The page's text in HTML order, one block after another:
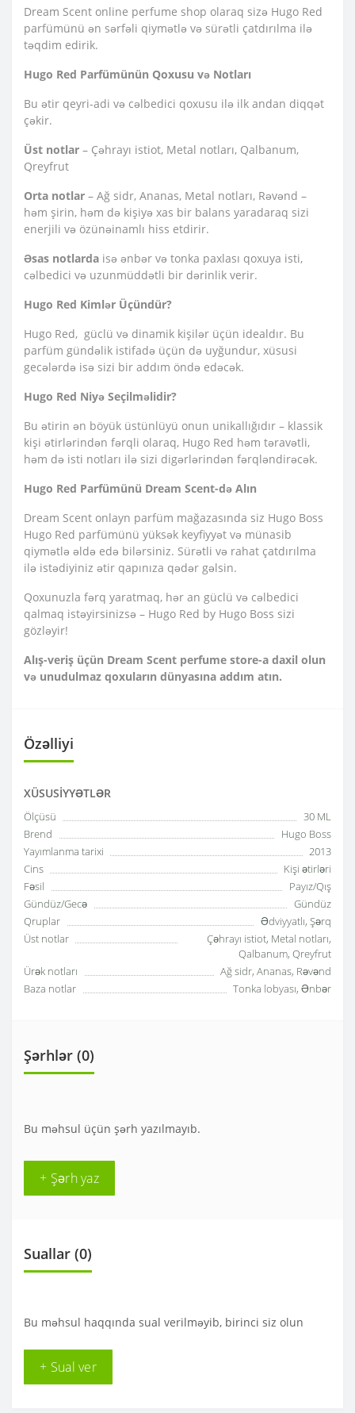
Dream Scent online perfume shop olaraq sizə Hugo Red
parfümünü ən sərfəli qiymətlə və sürətli çatdırılma ilə
təqdim edirik.
Hugo Red Parfümünün Qoxusu və Notları
Bu ətir qeyri-adi və cəlbedici qoxusu ilə ilk andan diqqət
çəkir.
Üst notlar – Çəhrayı istiot, Metal notları, Qalbanum,
Qreyfrut
Orta notlar – Ağ sidr, Ananas, Metal notları, Rəvənd –
həm şirin, həm də kişiyə xas bir balans yaradaraq sizi
enerjili və özünəinamlı hiss etdirir.
Əsas notlarda isə ənbər və tonka paxlası qoxuya isti,
cəlbedici və uzunmüddətli bir dərinlik verir.
Hugo Red Kimlər Üçündür?
Hugo Red, güclü və dinamik kişilər üçün idealdır. Bu
parfüm gündəlik istifadə üçün də uyğundur, xüsusi
gecələrdə isə sizi bir addım öndə edəcək.
Hugo Red Niyə Seçilməlidir?
Bu ətirin ən böyük üstünlüyü onun unikallığıdır – klassik
kişi ətirlərindən fərqli olaraq, Hugo Red həm təravətli,
həm də isti notları ilə sizi digərlərindən fərqləndirəcək.
Hugo Red Parfümünü Dream Scent-də Alın
Dream Scent onlayn parfüm mağazasında siz Hugo Boss
Hugo Red parfümünü yüksək keyfiyyət və münasib
qiymətlə əldə edə bilərsiniz. Sürətli və rahat çatdırılma
ilə istədiyiniz ətir qapınıza qədər gəlsin.
Qoxunuzla fərq yaratmaq, hər an güclü və cəlbedici
qalmaq istəyirsinizsə – Hugo Red by Hugo Boss sizi
gözləyir!
Alış-veriş üçün Dream Scent perfume store-a daxil olun
və unudulmaz qoxuların dünyasına addım atın.
Özəlliyi
XÜSUSIYYƏTLƏR
Ölçüsü
30 ML
Brend
Hugo Boss
Yayımlanma tarixi
2013
Cins
Kişi ətirləri
Fəsil
Payız/Qış
Gündüz/Gecə
Gündüz
Qruplar
Ədviyyatlı, Şərq
Üst notlar
Çəhrayı istiot, Metal notları,
Qalbanum, Qreyfrut
Ürək notları
Ağ sidr, Ananas, Rəvənd
Baza notlar
Tonka lobyası, Ənbər
Şərhlər (0)
Bu məhsul üçün şərh yazılmayıb.
+ Şərh yaz
Suallar (0)
Bu məhsul haqqında sual verilməyib, birinci siz olun
+ Sual ver